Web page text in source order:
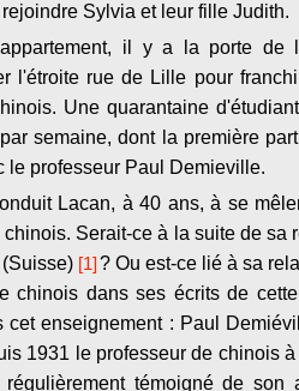
Sylvia et leur fille Judith.
il y a la porte de
l'étroite rue de Lille pour
Une quarantaine
semaine, dont la première
le professeur Paul Demieville.
Lacan, à 40 ans, à se
Serait-ce à la suite de sa
[1]? Ou est-ce lié à sa
chinois dans ses écrits de
enseignement : Paul
1931 le professeur de chinois
témoigné de son